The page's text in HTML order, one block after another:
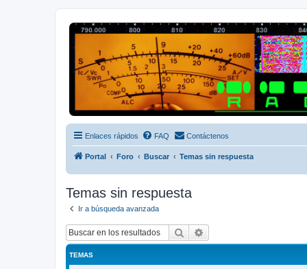
Radio Frecuencias
Foro de Radio Frecuencias
Enlaces rápidos FAQ Contáctenos
Portal Foro Buscar Temas sin respuesta
Temas sin respuesta
Ir a búsqueda avanzada
Buscar
TEMAS